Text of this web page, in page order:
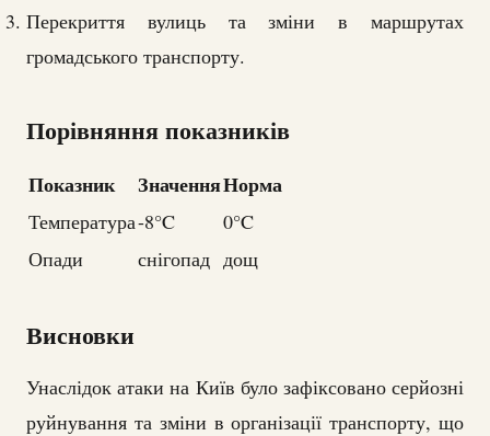
Перекриття вулиць та зміни в маршрутах
громадського транспорту.
Порівняння показників
Показник ЗначенняНорма
Температура-8°C
0°C
Опади
снігопад дощ
Висновки
Унаслідок атаки на Київ було зафіксовано серйозні
руйнування та зміни в організації транспорту, що